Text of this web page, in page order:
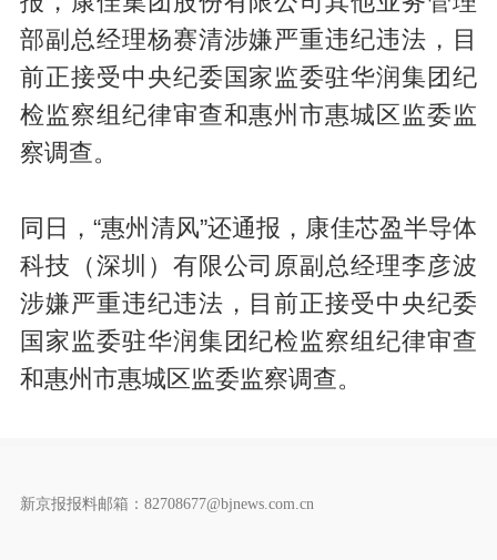
部副总经理杨赛清涉嫌严重违纪违法，目
前正接受中央纪委国家监委驻华润集团纪
检监察组纪律审查和惠州市惠城区监委监
察调查。
同日，“惠州清风”还通报，康佳芯盈半导体
科技（深圳）有限公司原副总经理李彦波
涉嫌严重违纪违法，目前正接受中央纪委
国家监委驻华润集团纪检监察组纪律审查
和惠州市惠城区监委监察调查。
新京报报料邮箱：82708677@bjnews.com.cn